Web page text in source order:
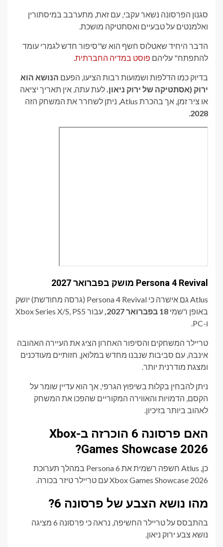
סגנון הפרסונה נשאר עקבי, עם זאת, מתערבב במיסתורין
ואלמנטים על טבעיים ואסתטיקה מושכת.
הדבר היחיד שאטלוס חשף הוא ש"סיפור חדש לגמרי עומד
להתפתח" עליהם פוסט במדיה החברתית.
בדיוק כמו הדלפות ושמועות רבות הציעו, הפעם הנושא הוא
ירוק (אסתטיקה של ירוק ניאון.לעת עתה, אין תאריך יציאה
או ציר זמן, אך בהכרת Atlus, ניתן לשחרר את המשחק הזה
2028
.
Persona 4 Revival מושק בפברואר 2027
Atlus גם אישרה כי Persona 4 Revival (גרסה מחודשת) יושק
באופן רשמי 18 בפברואר 2027,
עבור Xbox Series X/S, PS5
ו-PC.
טריילר המשחקים והסיפור האחרון הציג את העיירה האהובה
אינבה, עם סביבות שנבנו מחדש במלואן, חזותיים מעודכנים
ומצגת מודרנית יותר.
ניתן להבחין בקלות בשיפוץ הגרפי, אך הוא עדיין שומר על
הקסם, הדמויות והאווירה המקוריים שהפכו את המשחק
לאהוב ביותר בזיכיון.
האם פרסונה 6 הוכרזה ב-Xbox
Games Showcase 2026?
כן, Atlus חשפה רשמית את Persona 6 במהלך תערוכת
Xbox Games Showcase 2026 עם טריילר טיזר בכורה.
מהו נושא הצבע של פרסונה 6?
בהתבסס על טריילר החשיפה, נראה כי פרסונה 6 מציגה
נושא צבע ירוק ניאון.